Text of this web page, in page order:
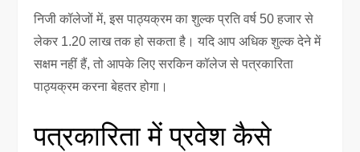
निजी कॉलेजों में, इस पाठ्यक्रम का शुल्क प्रति वर्ष 50 हजार से
लेकर 1.20 लाख तक हो सकता है। यदि आप अधिक शुल्क देने में
सक्षम नहीं हैं, तो आपके लिए सरकिन कॉलेज से पत्रकारिता
पाठ्यक्रम करना बेहतर होगा।
पत्रकारिता में प्रवेश कैसे